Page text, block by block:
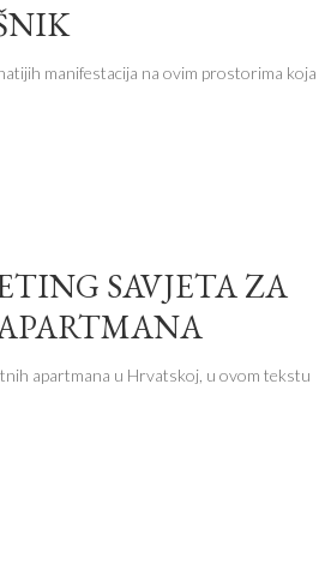
manifestacija na ovim prostorima koja
SAVJETA ZA
apartmana u Hrvatskoj, u ovom tekstu